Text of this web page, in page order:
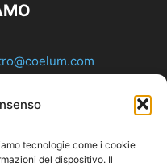
tecnologie come i cookie
del dispositivo. Il